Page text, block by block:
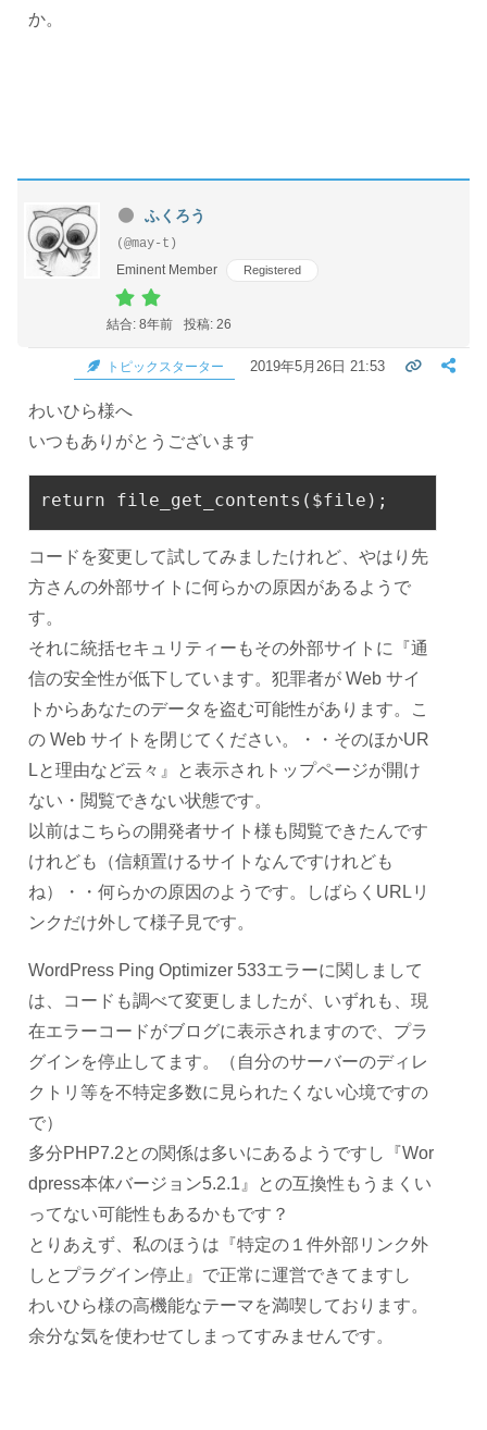
か。
ふくろう
(@may-t)
Eminent Member
Registered
結合: 8年前 投稿: 26
トピックスターター 2019年5月26日 21:53
わいひら様へ
いつもありがとうございます
return file_get_contents( $file );
コードを変更して試してみましたけれど、やはり先
方さんの外部サイトに何らかの原因があるようで
す。
それに統括セキュリティーもその外部サイトに『通
信の安全性が低下しています。犯罪者が Web サイ
トからあなたのデータを盗む可能性があります。こ
の Web サイトを閉じてください。・・そのほかUR
Lと理由など云々』と表示されトップページが開け
ない・閲覧できない状態です。
以前はこちらの開発者サイト様も閲覧できたんです
けれども（信頼置けるサイトなんですけれども
ね）・・何らかの原因のようです。しばらくURLリ
ンクだけ外して様子見です。
WordPress Ping Optimizer 533エラーに関しまして
は、コードも調べて変更しましたが、いずれも、現
在エラーコードがブログに表示されますので、プラ
グインを停止してます。（自分のサーバーのディレ
クトリ等を不特定多数に見られたくない心境ですの
で）
多分PHP7.2との関係は多いにあるようですし『Wor
dpress本体バージョン5.2.1』との互換性もうまくい
ってない可能性もあるかもです？
とりあえず、私のほうは『特定の１件外部リンク外
しとプラグイン停止』で正常に運営できてますし
わいひら様の高機能なテーマを満喫しております。
余分な気を使わせてしまってすみませんです。